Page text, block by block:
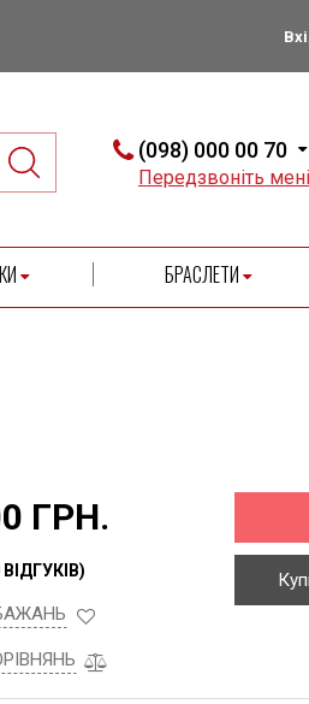
(098) 000 00 70
Передзвоніть мені
БРАСЛЕТИ
ГРН.
ВІДГУКІВ)